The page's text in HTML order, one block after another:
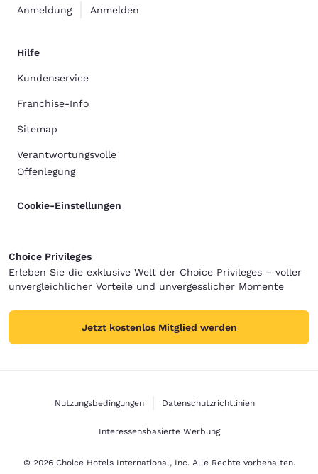
Anmeldung Anmelden
Hilfe
Kundenservice
Franchise-Info
Sitemap
Verantwortungsvolle
Offenlegung
Cookie-Einstellungen
Choice Privileges
Erleben Sie die exklusive Welt der Choice Privileges – voller
unvergleichlicher Vorteile und unvergesslicher Momente
Jetzt kostenlos Mitglied werden
Nutzungsbedingungen Datenschutzrichtlinien
Interessensbasierte Werbung
© 2026 Choice Hotels International, Inc. Alle Rechte vorbehalten.